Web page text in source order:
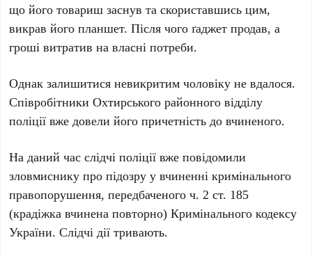
що його товариш заснув та скориставшись цим,
викрав його планшет. Після чого ґаджет продав, а
гроші витратив на власні потреби.
Однак залишитися невикритим чоловіку не вдалося.
Співробітники Охтирського районного відділу
поліції вже довели його причетність до вчиненого.
На даний час слідчі поліції вже повідомили
зловмиснику про підозру у вчиненні кримінального
правопорушення, передбаченого ч. 2 ст. 185
(крадіжка вчинена повторно) Кримінального кодексу
України. Слідчі дії тривають.